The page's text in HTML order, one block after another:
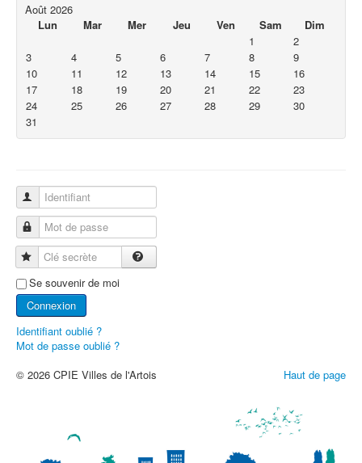
Août 2026
Lun
Mar Mer Jeu Ven Sam
Dim
1
2
3
4 5 6 7 8
9
10
11 12 13 14 15
16
17
18 19 20 21 22
23
24
25 26 27 28 29
30
31
Identifiant
Mot de passe
Clé secrète
Se souvenir de moi
Connexion
Identifiant oublié ?
Mot de passe oublié ?
Haut de page
© 2026 CPIE Villes de l'Artois